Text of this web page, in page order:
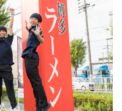
生 事 覧